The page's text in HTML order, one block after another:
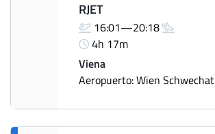
RJET
16:01—20:18
4h 17m
Viena
Aeropuerto: Wien Schwechat